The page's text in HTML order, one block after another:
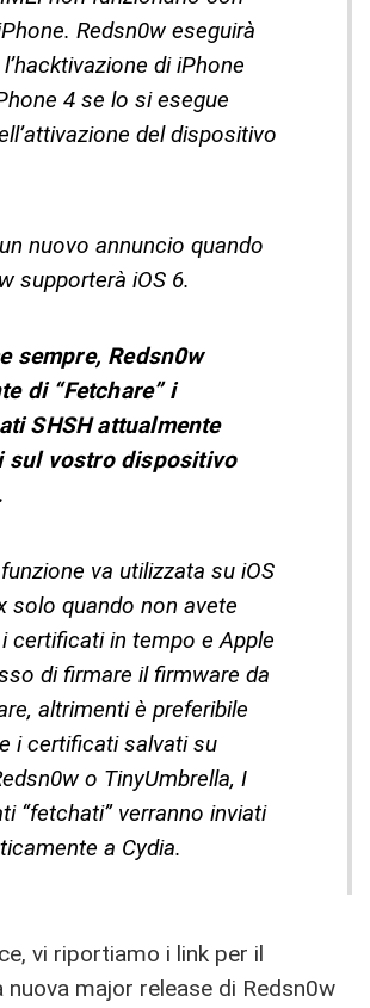
Redsn0w eseguirà
di iPhone
4 se lo si esegue
del dispositivo
nuovo annuncio quando
supporterà iOS 6.
sempre, Redsn0w
di “Fetchare” i
SHSH attualmente
sul vostro dispositivo
va utilizzata su iOS
solo quando non avete
certificati in tempo e Apple
di firmare il firmware da
altrimenti è preferibile
i certificati salvati su
o TinyUmbrella, I
“fetchati” verranno inviati
a Cydia.
vi riportiamo i link per il
nuova major release di Redsn0w